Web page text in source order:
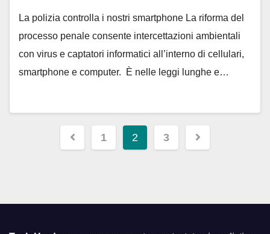
La polizia controlla i nostri smartphone La riforma del
processo penale consente intercettazioni ambientali
con virus e captatori informatici all’interno di cellulari,
smartphone e computer. È nelle leggi lunghe e…
Navigazione
1 2 3